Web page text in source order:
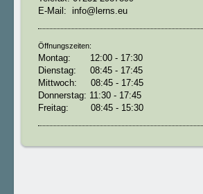
E-Mail: info@lerns.eu
Öffnungszeiten:
Montag: 12:00 - 17:30
Dienstag: 08:45 - 17:45
Mittwoch: 08:45 - 17:45
Donnerstag: 11:30 - 17:45
Freitag: 08:45 - 15:30